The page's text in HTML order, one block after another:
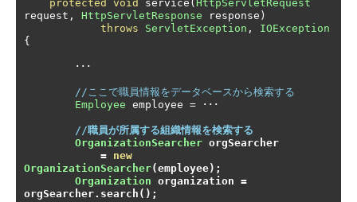
protected void service ( HttpServletRequest
request , HttpServletResponse response )
throws
ServletException ,
IOException
{
･･･
//ここで職員情報をデータベースから検索する
Employee employee = ･･･
//職員が所属する組織情報を検索する
OrganizationSearcher orgSearcher
= new
OrganizationSearcher(employee);
Organization organization =
orgSearcher. search ();